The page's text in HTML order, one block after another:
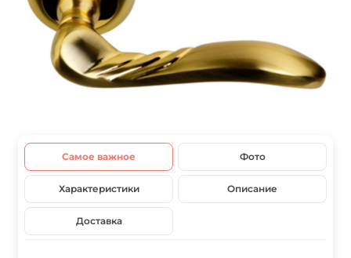
Самое важное Фото
Характеристики Описание
Доставка